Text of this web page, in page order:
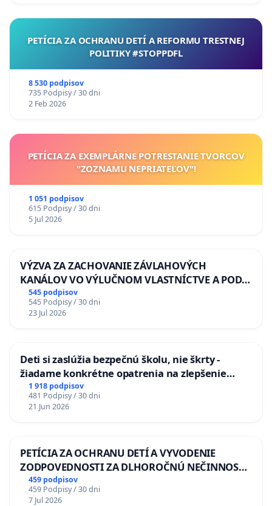
PETÍCIA ZA OCHRANU DETÍ A REFORMU TRESTNEJ
POLITIKY #STOPPDFL
8 530 podpisov
735 Podpisy / 30 dni
2 Feb 2026
PETÍCIA ZA EXEMPLÁRNE POTRESTANIE TVORCOV
"ZOZNAMU NEPRIATEĽOV"!
1 051 podpisov
615 Podpisy / 30 dni
5 Jul 2026
VÝZVA ZA ZACHOVANIE ZÁVLAHOVÝCH
KANÁLOV VO VÝLUČNOM VLASTNÍCTVE A POD
KONTROLOU SLOVENSKEJ REPUBLIKY & žiadosť
na riešenie zanedbaného stavu závlahových a
odvodňovacích kanálov na Slovensku
545 podpisov
545 Podpisy / 30 dni
23 Jul 2026
Deti si zaslúžia bezpečnú školu, nie škrty -
žiadame konkrétne opatrenia na zlepšenie
situácie v školstve
1 918 podpisov
481 Podpisy / 30 dni
21 Jun 2026
PETÍCIA ZA OCHRANU DETÍ A VYVODENIE
ZODPOVEDNOSTI ZA DLHOROČNÚ NEČINNOSŤ
A ZLYHANIE ŠTÁTU
459 podpisov
459 Podpisy / 30 dni
7 Jul 2026